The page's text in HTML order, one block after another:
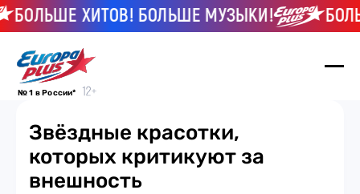
ХИТОВ! БОЛЬШЕ МУЗЫКИ!
№ 1 в России*
Звёздные красотки,
которых критикуют за
внешность